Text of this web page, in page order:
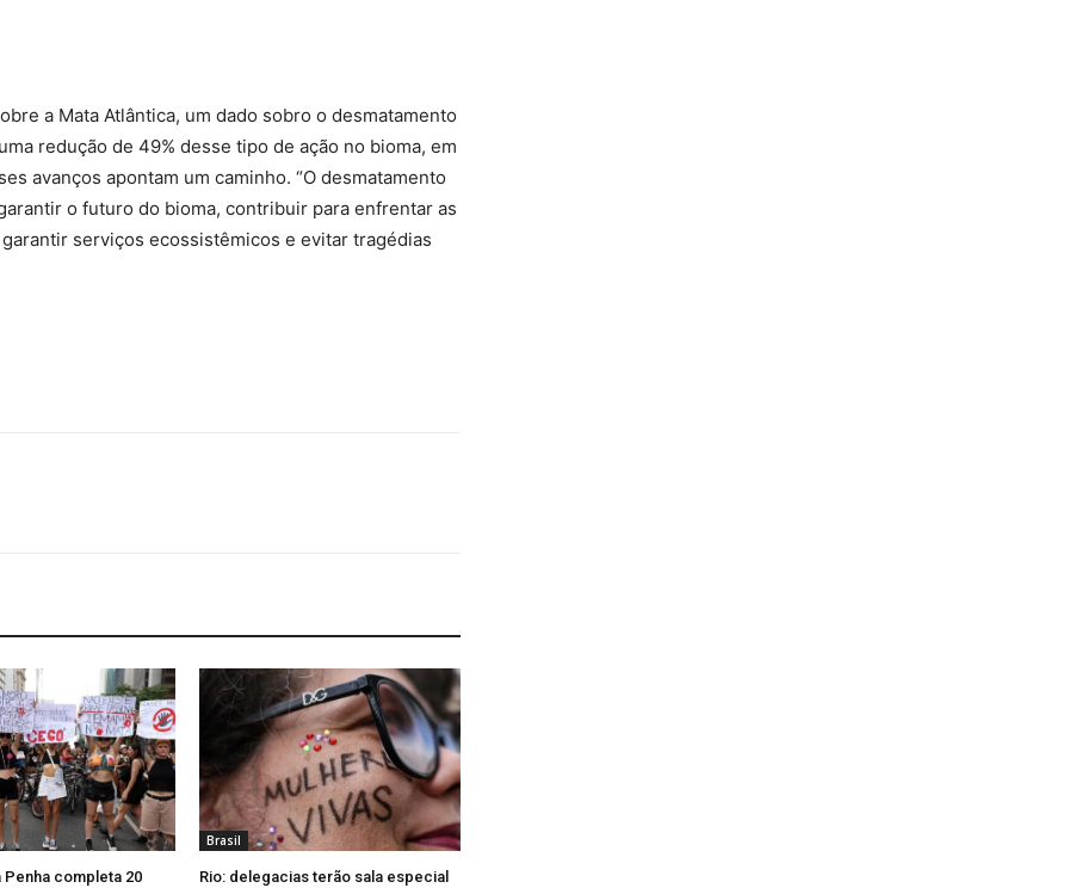
a Mata Atlântica, um dado sobro o desmatamento
redução de 49% desse tipo de ação no bioma, em
avanços apontam um caminho. “O desmatamento
o futuro do bioma, contribuir para enfrentar as
serviços ecossistêmicos e evitar tragédias
Penha completa 20
Brasil
Rio: delegacias terão sala especial